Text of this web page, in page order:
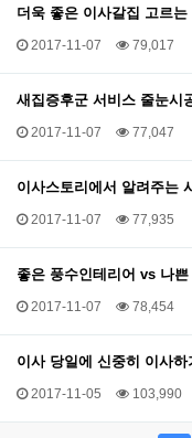
더욱 좋은 이사갈집 고르는
2017-11-07 79,017
새집증후군 서비스 줄눈시
2017-11-07 77,047
이사스토리에서 알려주는
2017-11-07 77,935
좋은 풍수인테리어 vs 나
2017-11-07 78,454
이사 당일에 신중히 이사
2017-11-05 103,990